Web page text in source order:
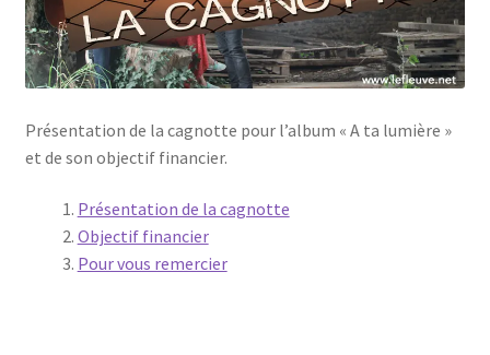
Présentation de la cagnotte pour l’album « A ta lumière »
et de son objectif financier.
Présentation de la cagnotte
Objectif financier
Pour vous remercier